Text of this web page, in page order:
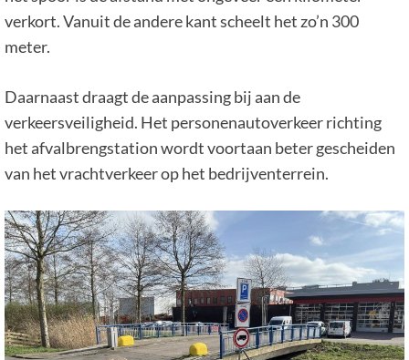
verkort. Vanuit de andere kant scheelt het zo’n 300
meter.
Daarnaast draagt de aanpassing bij aan de
verkeersveiligheid. Het personenautoverkeer richting
het afvalbrengstation wordt voortaan beter gescheiden
van het vrachtverkeer op het bedrijventerrein.